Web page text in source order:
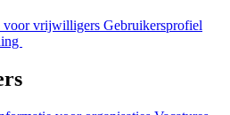
voor vrijwilligers Gebruikersprofiel